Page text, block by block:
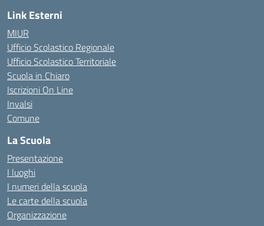
Link Esterni
MIUR
Ufficio Scolastico Regionale
Ufficio Scolastico Territoriale
Scuola in Chiaro
Iscrizioni On Line
Invalsi
Comune
La Scuola
Presentazione
I luoghi
I numeri della scuola
Le carte della scuola
Organizzazione